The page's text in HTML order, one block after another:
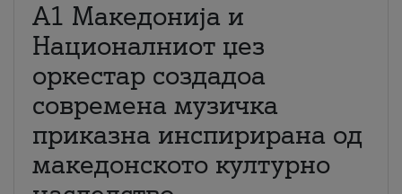
А1 Македонија и
Националниот џез
оркестар создадоа
современа музичка
приказна инспирирана од
македонското културно